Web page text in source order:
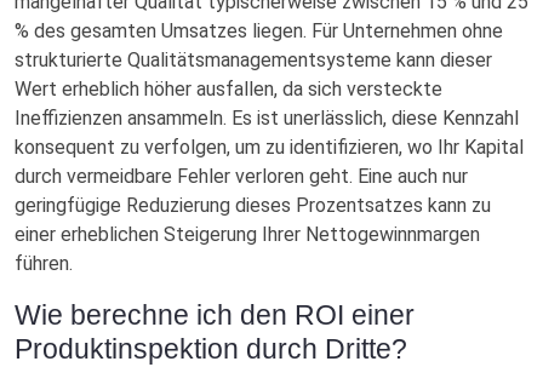
% des gesamten Umsatzes liegen. Für Unternehmen ohne
strukturierte Qualitätsmanagementsysteme kann dieser
Wert erheblich höher ausfallen, da sich versteckte
Ineffizienzen ansammeln. Es ist unerlässlich, diese Kennzahl
konsequent zu verfolgen, um zu identifizieren, wo Ihr Kapital
durch vermeidbare Fehler verloren geht. Eine auch nur
geringfügige Reduzierung dieses Prozentsatzes kann zu
einer erheblichen Steigerung Ihrer Nettogewinnmargen
führen.
Wie berechne ich den ROI einer
Produktinspektion durch Dritte?